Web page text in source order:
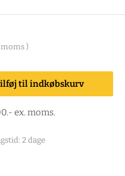
)
til indkøbskurv
ex. moms.
2 dage